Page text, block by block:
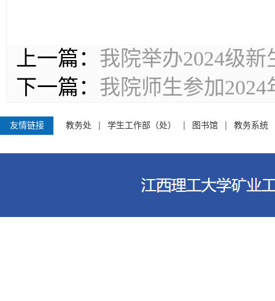
上一篇： 我院举办2024级
下一篇： 我院师生参加
友情链接 教务处 学生工作部（处） 图书馆 教务系统